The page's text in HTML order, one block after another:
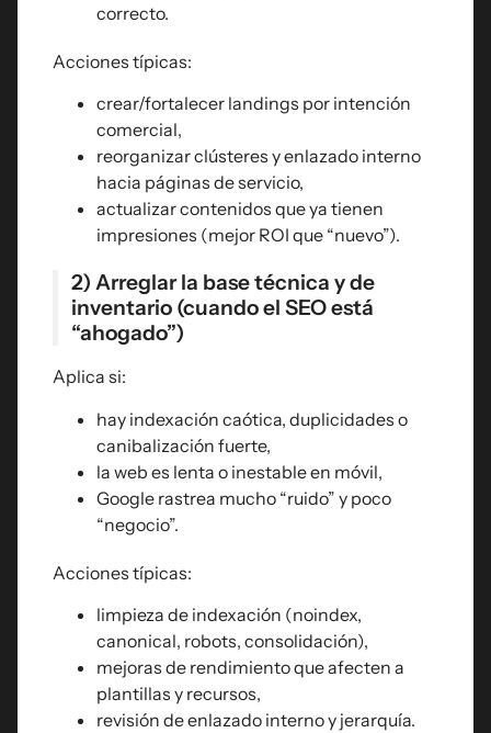
correcto.
Acciones típicas:
crear/fortalecer landings por intención
comercial,
reorganizar clústeres y enlazado interno
hacia páginas de servicio,
actualizar contenidos que ya tienen
impresiones (mejor ROI que “nuevo”).
2) Arreglar la base técnica y de
inventario (cuando el SEO está
“ahogado”)
Aplica si:
hay indexación caótica, duplicidades o
canibalización fuerte,
la web es lenta o inestable en móvil,
Google rastrea mucho “ruido” y poco
“negocio”.
Acciones típicas:
limpieza de indexación (noindex,
canonical, robots, consolidación),
mejoras de rendimiento que afecten a
plantillas y recursos,
revisión de enlazado interno y jerarquía.